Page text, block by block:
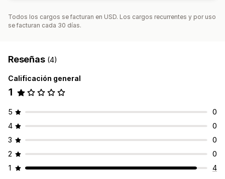
Todos los cargos se facturan en USD. Los cargos recurrentes y por uso
se facturan cada 30 días.
Reseñas (4)
Calificación general
1
5
0
4
0
3
0
2
0
1
4